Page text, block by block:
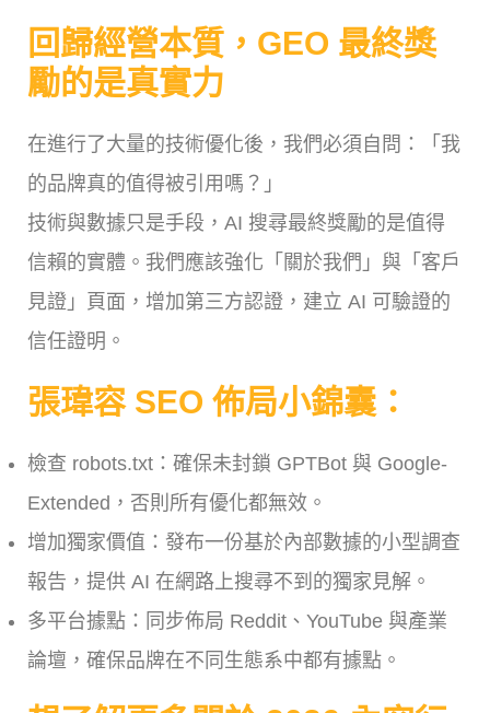
回歸經營本質，GEO 最終獎
勵的是真實力
在進行了大量的技術優化後，我們必須自問：「我
的品牌真的值得被引用嗎？」
技術與數據只是手段，AI 搜尋最終獎勵的是值得
信賴的實體。我們應該強化「關於我們」與「客戶
見證」頁面，增加第三方認證，建立 AI 可驗證的
信任證明。
張瑋容 SEO 佈局小錦囊：
檢查 robots.txt：確保未封鎖 GPTBot 與 Google-
Extended，否則所有優化都無效。
增加獨家價值：發布一份基於內部數據的小型調查
報告，提供 AI 在網路上搜尋不到的獨家見解。
多平台據點：同步佈局 Reddit、YouTube 與產業
論壇，確保品牌在不同生態系中都有據點。